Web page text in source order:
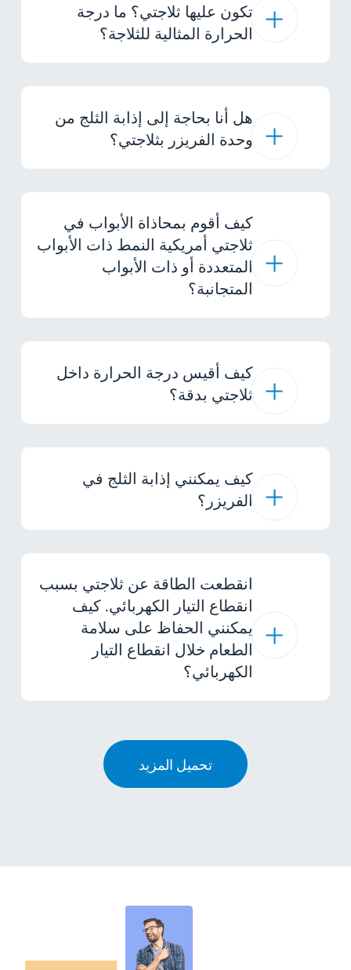
تكون عليها ثلاجتي؟ ما درجة
الحرارة المثالية للثلاجة؟
هل أنا بحاجة إلى إذابة الثلج من
وحدة الفريزر بثلاجتي؟
كيف أقوم بمحاذاة الأبواب في
ثلاجتي أمريكية النمط ذات الأبواب
المتعددة أو ذات الأبواب
المتجانبة؟
كيف أقيس درجة الحرارة داخل
ثلاجتي بدقة؟
كيف يمكنني إذابة الثلج في
الفريزر؟
انقطعت الطاقة عن ثلاجتي بسبب
انقطاع التيار الكهربائي. كيف
يمكنني الحفاظ على سلامة
الطعام خلال انقطاع التيار
الكهربائي؟
تحميل المزيد